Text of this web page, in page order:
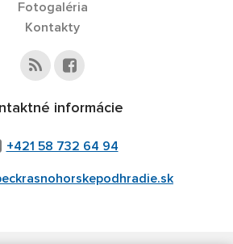
Fotogaléria
Kontakty
informácie
+421 58 732 64 94